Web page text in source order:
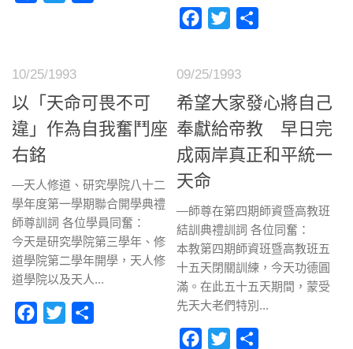
Facebook
Twitter
10/25/1993
以「天命可畏不可
違」作為自我奮鬥座
右銘
—天人修道、研究學院八十二
學年度第一學期聯合開學典禮
師尊訓詞 各位學員同奮：
今天是研究學院第三學年、修
道學院第二學年開學，天人修
道學院以及天人...
Facebook
Twitter
09/25/1993
希望大家發心將自己
奉獻給帝教 早日完
成兩岸真正和平統一
天命
—師尊在第四期師資暨高教班
結訓典禮訓詞 各位同奮：
本教第四期師資班暨高教班五
十五天閉關訓練，今天功德圓
滿。在此五十五天期間，蒙受
先天大老們特別...
Facebook
Twitter